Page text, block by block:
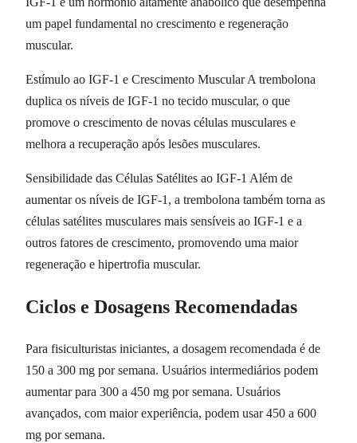
um papel fundamental no crescimento e regeneração
muscular.
Estímulo ao IGF-1 e Crescimento Muscular A trembolona
duplica os níveis de IGF-1 no tecido muscular, o que
promove o crescimento de novas células musculares e
melhora a recuperação após lesões musculares.
Sensibilidade das Células Satélites ao IGF-1 Além de
aumentar os níveis de IGF-1, a trembolona também torna as
células satélites musculares mais sensíveis ao IGF-1 e a
outros fatores de crescimento, promovendo uma maior
regeneração e hipertrofia muscular.
Ciclos e Dosagens Recomendadas
Para fisiculturistas iniciantes, a dosagem recomendada é de
150 a 300 mg por semana. Usuários intermediários podem
aumentar para 300 a 450 mg por semana. Usuários
avançados, com maior experiência, podem usar 450 a 600
mg por semana.